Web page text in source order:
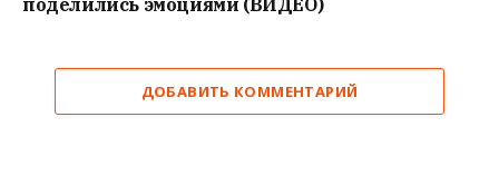
ДОБАВИТЬ КОММЕНТАРИЙ